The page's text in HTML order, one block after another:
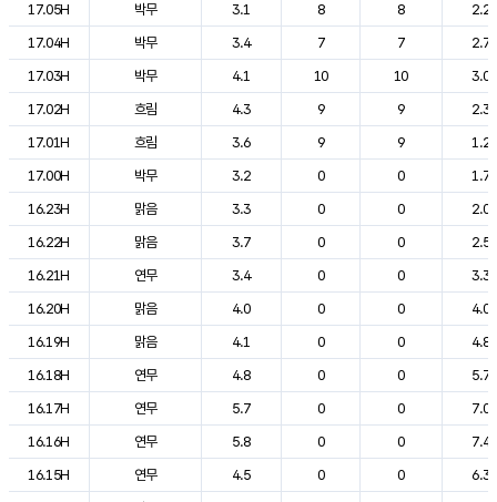
17.05H
박무 3.1 8 8
2.2
17.04H
박무 3.4 7 7
2.7
17.03H
박무 4.1 10 10
3.0
17.02H
흐림 4.3 9 9
2.3
17.01H
흐림 3.6 9 9
1.2
17.00H
박무 3.2 0 0
1.7
16.23H
맑음 3.3 0 0
2.0
16.22H
맑음 3.7 0 0
2.5
16.21H
연무 3.4 0 0
3.3
16.20H
맑음 4.0 0 0
4.0
16.19H
맑음 4.1 0 0
4.8
16.18H
연무 4.8 0 0
5.7
16.17H
연무 5.7 0 0
7.0
16.16H
연무 5.8 0 0
7.4
16.15H
연무 4.5 0 0
6.3